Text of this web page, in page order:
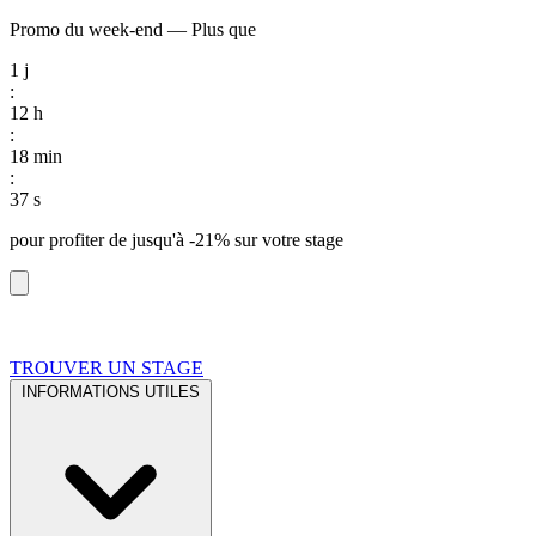
Promo du week-end — Plus que
1 j
:
12 h
:
18 min
:
36 s
pour profiter de jusqu'à -21% sur votre stage
TROUVER UN STAGE
INFORMATIONS UTILES